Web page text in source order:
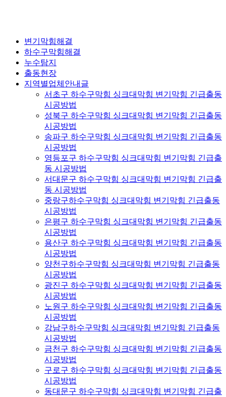
변기막힘해결
하수구막힘해결
누수탐지
출동현장
지역별업체안내글
서초구 하수구막힘 싱크대막힘 변기막힘 긴급출동
시공방법
성북구 하수구막힘 싱크대막힘 변기막힘 긴급출동
시공방법
송파구 하수구막힘 싱크대막힘 변기막힘 긴급출동
시공방법
영등포구 하수구막힘 싱크대막힘 변기막힘 긴급출
동 시공방법
서대문구 하수구막힘 싱크대막힘 변기막힘 긴급출
동 시공방법
중랑구하수구막힘 싱크대막힘 변기막힘 긴급출동
시공방법
은평구 하수구막힘 싱크대막힘 변기막힘 긴급출동
시공방법
용산구 하수구막힘 싱크대막힘 변기막힘 긴급출동
시공방법
양천구하수구막힘 싱크대막힘 변기막힘 긴급출동
시공방법
광진구 하수구막힘 싱크대막힘 변기막힘 긴급출동
시공방법
노원구 하수구막힘 싱크대막힘 변기막힘 긴급출동
시공방법
강남구하수구막힘 싱크대막힘 변기막힘 긴급출동
시공방법
금천구 하수구막힘 싱크대막힘 변기막힘 긴급출동
시공방법
구로구 하수구막힘 싱크대막힘 변기막힘 긴급출동
시공방법
동대문구 하수구막힘 싱크대막힘 변기막힘 긴급출